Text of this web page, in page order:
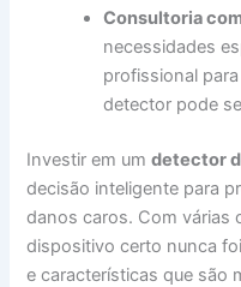
Consultoria
necessidades
profissional
detector pode
Investir em umdetector
decisão inteligente para
danos caros. Com várias
dispositivo certo nunca
e características que são